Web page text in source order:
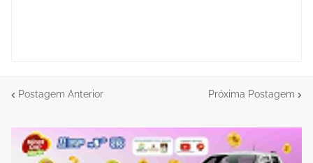
Postagem Anterior Próxima Postagem